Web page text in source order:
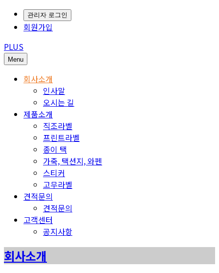
관리자 로그인
회원가입
PLUS
Menu
회사소개
인사말
오시는 길
제품소개
직조라벨
프린트라벨
종이 택
가죽, 택션지, 와펜
스티커
고무라벨
견적문의
견적문의
고객센터
공지사항
회사소개